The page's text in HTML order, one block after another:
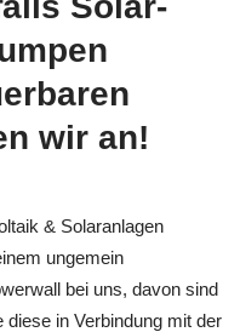
wir an!
& Solaranlagen
ungemein
bei uns, davon sind
in Verbindung mit der